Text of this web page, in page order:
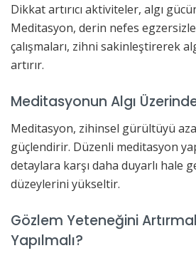
Dikkat artırıcı aktiviteler, algı
Meditasyon, derin nefes
çalışmaları, zihni sakinleştirerek
artırır.
Meditasyonun Algı
Meditasyon, zihinsel gürültüyü
güçlendirir. Düzenli meditasyon
detaylara karşı daha duyarlı hale
düzeylerini yükseltir.
Gözlem Yeteneğini
Yapılmalı?